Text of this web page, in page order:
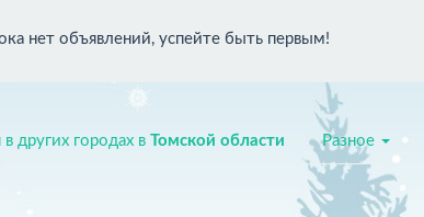
нет объявлений, успейте быть первым!
других городах в Томской области Разное